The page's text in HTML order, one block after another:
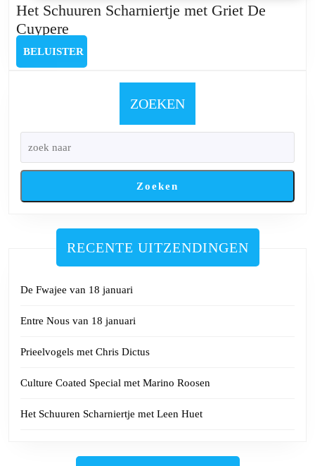
Het Schuuren Scharniertje met Griet De
Cuypere
Schuuren
Scharniertje
Cuypere
BELUISTER
ZOEKEN
Zoeken
RECENTE UITZENDINGEN
De Fwajee van 18 januari
Entre Nous van 18 januari
Prieelvogels met Chris Dictus
Culture Coated Special met Marino Roosen
Het Schuuren Scharniertje met Leen Huet